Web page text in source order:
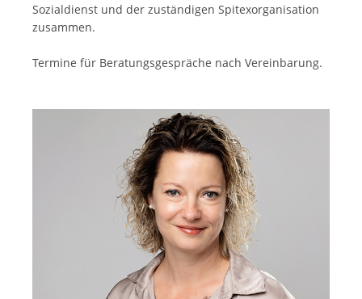
Sozialdienst und der zuständigen Spitexorganisation
zusammen.
Termine für Beratungsgespräche nach Vereinbarung.